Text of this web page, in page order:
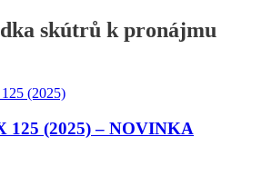
skútrů k pronájmu
125 (2025) – NOVINKA